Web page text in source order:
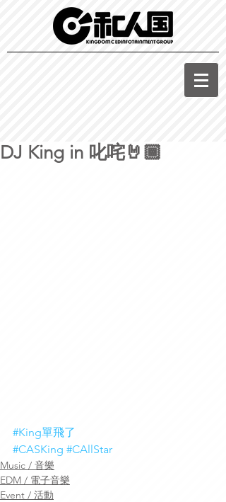
DJ King in 叱咤🤘🏾
#King單飛了
#CASKing #CAllStar
Music / 音樂
EDM / 電子音樂
Event / 活動